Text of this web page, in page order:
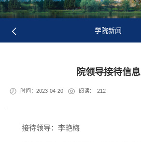
学院新闻
院领导接待信息
时间：2023-04-20 阅读： 212
接待领导：李艳梅